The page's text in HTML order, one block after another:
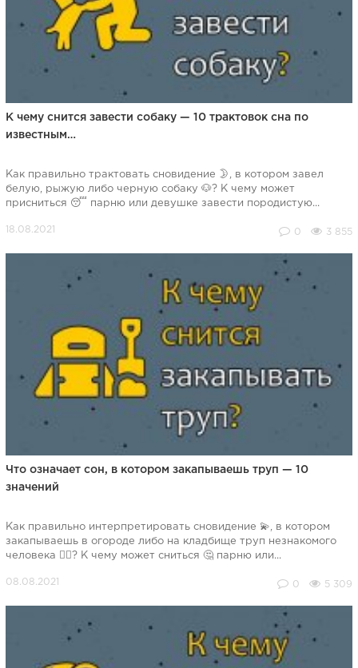
К чему снится завести собаку — 10 трактовок сна по
известным…
Как правильно трактовать сновидение 🌛, в котором завел
белую, рыжую либо черную собаку 🐶? К чему может
присниться 😴 парню или девушке завести породистую...
0 3 855
Что означает сон, в котором закапываешь труп — 10
значений
Как правильно интерпретировать сновидение 💫, в котором
закапываешь в огороде либо на кладбище труп незнакомого
человека 🧟‍♀️? К чему может сниться 🤔 парню или...
0 5 309